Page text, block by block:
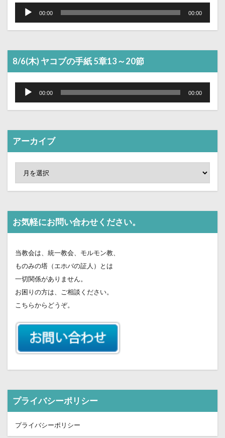
音
レ
ー
00:00 00:00
8/6(木) ヤコブの手紙 5章13～20節
音
レ
ー
00:00 00:00
アーカイブ
お気軽にお問い合わせください。
当教会は、統一教会、モルモン教、
ものみの塔（エホバの証人）とは
一切関係がありません。
お困りの方は、ご相談ください。
こちらからどうぞ。
プライバシーポリシー
プライバシーポリシー